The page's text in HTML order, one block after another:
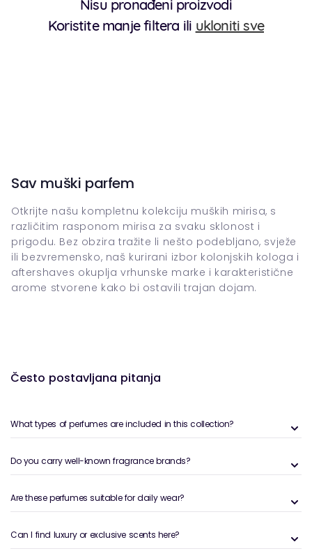
Nisu pronađeni proizvodi
Koristite manje filtera ili ukloniti sve
Sav muški parfem
Otkrijte našu kompletnu kolekciju muških mirisa, s
različitim rasponom mirisa za svaku sklonost i
prigodu. Bez obzira tražite li nešto podebljano, svježe
ili bezvremensko, naš kurirani izbor kolonjskih kologa i
aftershaves okuplja vrhunske marke i karakteristične
arome stvorene kako bi ostavili trajan dojam.
Često postavljana pitanja
What types of perfumes are included in this collection?
Do you carry well-known fragrance brands?
Are these perfumes suitable for daily wear?
Can I find luxury or exclusive scents here?